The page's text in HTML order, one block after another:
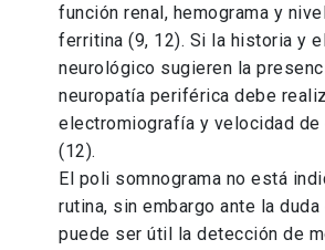
función renal, hemograma y
ferritina (9, 12). Si la historia y
neurológico sugieren la
neuropatía periférica debe
electromiografía y velocidad de
(12).
El poli somnograma no está
rutina, sin embargo ante la
puede ser útil la detección de